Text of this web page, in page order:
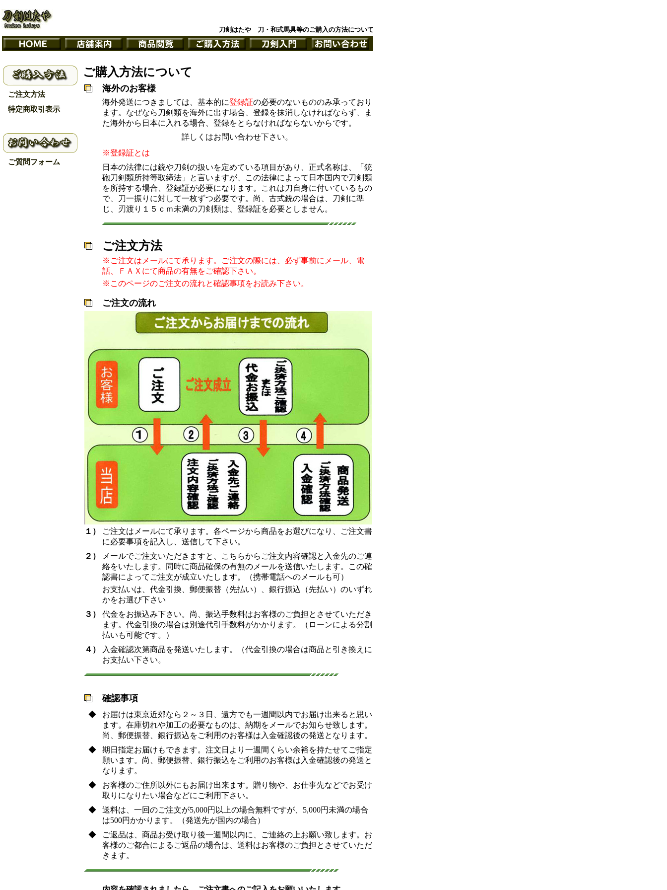
刀剣はたや 刀・和式馬具等のご購入の方法について
ご注文方法
特定商取引表示
ご質問フォーム
ご購入方法について
海外のお客様
海外発送につきましては、基本的に登録証の必要のないもののみ承っており
ます。なぜなら刀剣類を海外に出す場合、登録を抹消しなければならず、ま
た海外から日本に入れる場合、登録をとらなければならないからです。
詳しくはお問い合わせ下さい。
※登録証とは
日本の法律には銃や刀剣の扱いを定めている項目があり、正式名称は、「銃
砲刀剣類所持等取締法」と言いますが、この法律によって日本国内で刀剣類
を所持する場合、登録証が必要になります。これは刀自身に付いているもの
で、刀一振りに対して一枚ずつ必要です。尚、古式銃の場合は、刀剣に準
じ、刃渡り１５ｃｍ未満の刀剣類は、登録証を必要としません。
ご注文方法
※ご注文はメールにて承ります。ご注文の際には、必ず事前にメール、電
話、ＦＡＸにて商品の有無をご確認下さい。
※このページのご注文の流れと確認事項をお読み下さい。
ご注文の流れ
１）
ご注文はメールにて承ります。各ページから商品をお選びになり、ご注文書
に必要事項を記入し、送信して下さい。
２）
メールでご注文いただきますと、こちらからご注文内容確認と入金先のご連
絡をいたします。同時に商品確保の有無のメールを送信いたします。この確
認書によってご注文が成立いたします。（携帯電話へのメールも可）
お支払いは、代金引換、郵便振替（先払い）、銀行振込（先払い）のいずれ
かをお選び下さい
３）
代金をお振込み下さい。尚、振込手数料はお客様のご負担とさせていただき
ます。代金引換の場合は別途代引手数料がかかります。（ローンによる分割
払いも可能です。）
４）
入金確認次第商品を発送いたします。（代金引換の場合は商品と引き換えに
お支払い下さい。
確認事項
◆
お届けは東京近郊なら２～３日、遠方でも一週間以内でお届け出来ると思い
ます。在庫切れや加工の必要なものは、納期をメールでお知らせ致します。
尚、郵便振替、銀行振込をご利用のお客様は入金確認後の発送となります。
◆
期日指定お届けもできます。注文日より一週間くらい余裕を持たせてご指定
願います。尚、郵便振替、銀行振込をご利用のお客様は入金確認後の発送と
なります。
◆
お客様のご住所以外にもお届け出来ます。贈り物や、お仕事先などでお受け
取りになりたい場合などにご利用下さい。
◆
送料は、一回のご注文が5,000円以上の場合無料ですが、5,000円未満の場合
は500円かかります。（発送先が国内の場合）
◆
ご返品は、商品お受け取り後一週間以内に、ご連絡の上お願い致します。お
客様のご都合によるご返品の場合は、送料はお客様のご負担とさせていただ
きます。